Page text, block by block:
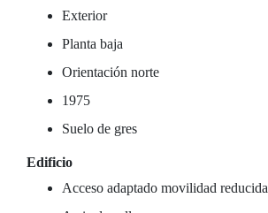
Exterior
Planta baja
Orientación norte
1975
Suelo de gres
Edificio
Acceso adaptado movilidad reducida